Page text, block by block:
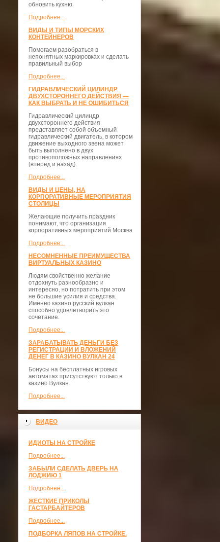
обновить кухню.
Подробнее...
ВИДЫ И ТИПЫ МОРСКИХ
КОНТЕЙНЕРОВ
Помогаем разобраться в
непонятных маркировках и сделать
правильный выбор
Подробнее...
ГИДРАВЛИЧЕСКИЙ ЦИЛИНДР
ДВУХСТОРОННЕГО ДЕЙСТВИЯ —
КАК ВЫБРАТЬ И НЕ ОШИБИТЬСЯ
Гидравлический цилиндр
двухстороннего действия
представляет собой объемный
гидравлический двигатель, в котором
движение выходного звена может
быть выполнено в двух
противоположных направлениях
(вперёд и назад).
Подробнее...
ВИДЫ И ЦЕНЫ, НА
КОРПОРАТИВНЫЕ МЕРОПРИЯТИЯ
СТОЛИЦЫ
Желающие получить праздник
понимают, что организация
корпоративных мероприятий Москва
Подробнее...
НЕСОМНЕННЫЕ ПРЕИМУЩЕСТВА
ВИРТУАЛЬНЫХ КАЗИНО
Людям свойственно желание
отдохнуть разнообразно и
интересно, но потратить при этом
не большие усилия и средства.
Именно казино русский вулкан
способно удовлетворить это
сочетание.
Подробнее...
ЗАРАБАТЫВАТЬ ДЕНЬГИ БЕЗ
РЕГИСТРАЦИИ И ВЛОЖЕНИЙ
ДЕНЕГ В КАЗИНО ВУЛКАН 24
Бонусы на бесплатных игровых
автоматах присутствуют только в
казино Вулкан.
Подробнее...
ВИДЕО
ИДИОТЫ НА СТРОЙКЕ
Подробнее...
ЗАБЫЛИ СДЕЛАТЬ ДВЕРЬ НА
ЛОДЖИЮ 1
Подробнее...
ЖЕСТКИЕ ПРИКОЛЫ
ГАСТАРБАЙТЕРОВ
Подробнее...
ПОДБОРКА ЛЯПОВ НА СТРОЙКЕ.